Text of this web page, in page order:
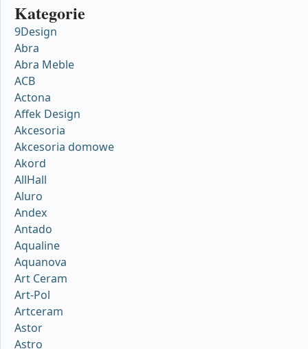
Kategorie
9Design
Abra
Abra Meble
ACB
Actona
Affek Design
Akcesoria
Akcesoria domowe
Akord
AllHall
Aluro
Andex
Antado
Aqualine
Aquanova
Art Ceram
Art-Pol
Artceram
Astor
Astro